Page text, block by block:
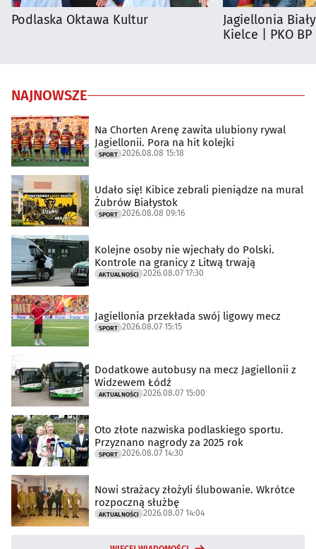
Podlaska Oktawa Kultur
Jagiellonia
Kielce | PKO
NAJNOWSZE
Na Chorten Arenę zawita ulubiony rywal
Jagiellonii. Pora na hit kolejki
SPORT 2026.08.08 15:18
Udało się! Kibice zebrali pieniądze na mural
Żubrów Białystok
SPORT 2026.08.08 09:16
Kolejne osoby nie wjechały do Polski.
Kontrole na granicy z Litwą trwają
AKTUALNOŚCI 2026.08.07 17:30
Jagiellonia przekłada swój ligowy mecz
SPORT 2026.08.07 15:15
Dodatkowe autobusy na mecz Jagiellonii z
Widzewem Łódź
AKTUALNOŚCI 2026.08.07 15:00
Oto złote nazwiska podlaskiego sportu.
Przyznano nagrody za 2025 rok
SPORT 2026.08.07 14:30
Nowi strażacy złożyli ślubowanie. Wkrótce
rozpoczną służbę
AKTUALNOŚCI 2026.08.07 14:04